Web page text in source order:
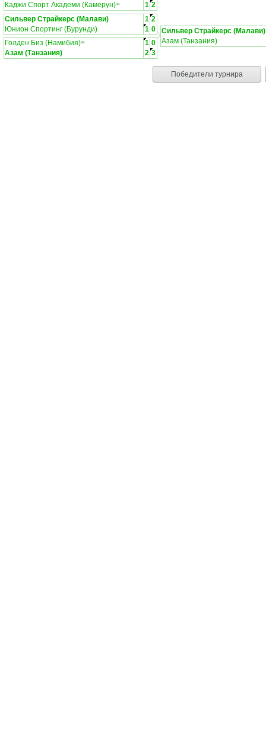
Каджи Спорт Академи (Камерун)ЛЧ 1 2
Сильвер Страйкерс (Малави) 1 2
Юнион Спортинг (Бурунди)
1 0
Голден Биз (Намибия)ЛЧ 1 0
Азам (Танзания)
2 3
Сильвер Страйкерс (Малави)
Азам (Танзания)
Победители турнира